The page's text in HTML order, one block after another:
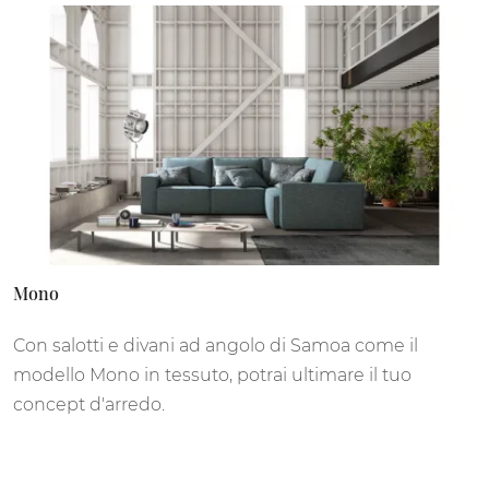
Mono
Con salotti e divani ad angolo di Samoa come il
modello Mono in tessuto, potrai ultimare il tuo
concept d'arredo.